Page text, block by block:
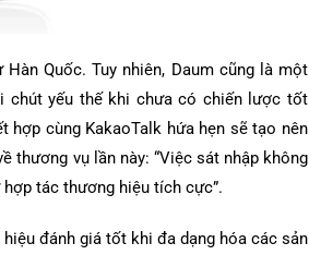
Quốc. Tuy nhiên, Daum cũng là một
chút yếu thế khi chưa có chiến lược tốt
cùng KakaoTalk hứa hẹn sẽ tạo nên
thương vụ lần này: “Việc sát nhập không
tác thương hiệu tích cực”.
đánh giá tốt khi đa dạng hóa các sản